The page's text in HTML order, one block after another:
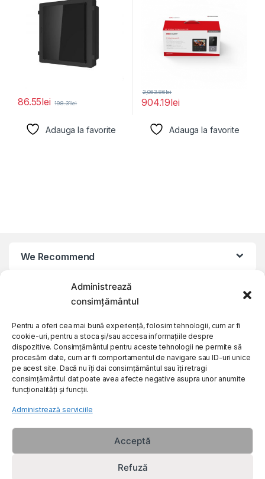
Administrează
consimțământul
Pentru a oferi cea mai bună experiență, folosim tehnologii, cum ar fi
cookie-uri, pentru a stoca și/sau accesa informațiile despre
dispozitive. Consimțământul pentru aceste tehnologii ne permite să
procesăm date, cum ar fi comportamentul de navigare sau ID-uri unice
pe acest site. Dacă nu îți dai consimțământul sau îți retragi
consimțământul dat poate avea afecte negative asupra unor anumite
funcționalități și funcții.
Administrează serviciile
Acceptă
Refuză
86.55lei 198.31lei
Adauga la favorite
904.19lei
2,063.86lei
Adauga la favorite
We Recommend
My Account
Customer Care
About Us